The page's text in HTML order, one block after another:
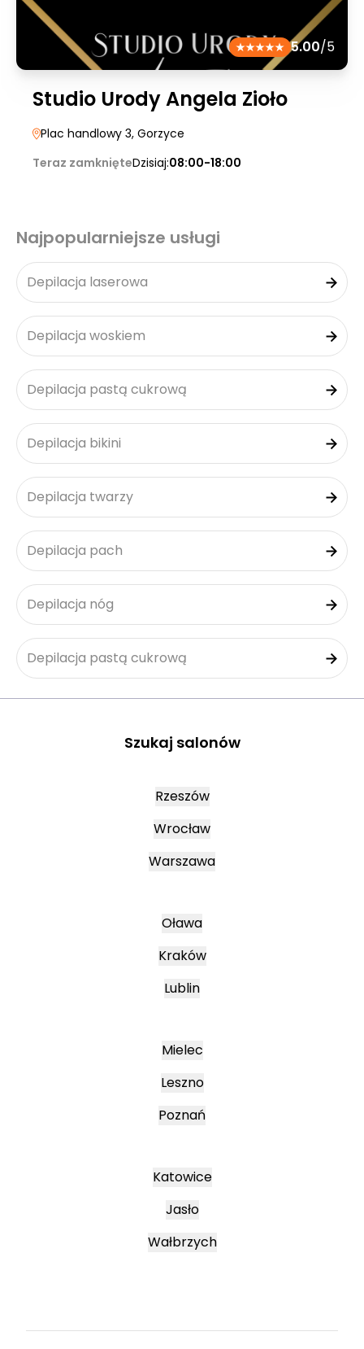
5.00/5
Studio Urody Angela Zioło
Plac handlowy 3, Gorzyce
Teraz zamknięteDzisiaj:08:00-18:00
Najpopularniejsze usługi
Depilacja laserowa
Depilacja woskiem
Depilacja pastą cukrową
Depilacja bikini
Depilacja twarzy
Depilacja pach
Depilacja nóg
Depilacja pastą cukrową
Szukaj salonów
Rzeszów
Wrocław
Warszawa
Oława
Kraków
Lublin
Mielec
Leszno
Poznań
Katowice
Jasło
Wałbrzych